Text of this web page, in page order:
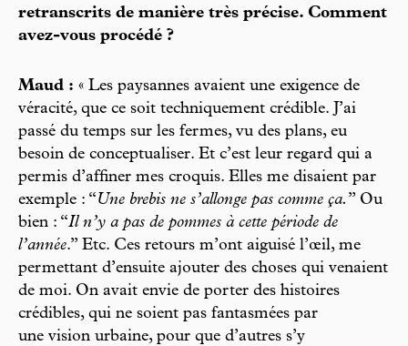
retranscrits de manière très précise. Comment
avez-vous procédé ?
Maud : « Les paysannes avaient une exigence de
véracité, que ce soit techniquement crédible. J’ai
passé du temps sur les fermes, vu des plans, eu
besoin de conceptualiser. Et c’est leur regard qui a
permis d’affiner mes croquis. Elles me disaient par
exemple : “Une brebis ne s’allonge pas comme ça. ” Ou
bien : “Il n’y a pas de pommes à cette période de
l’année.” Etc. Ces retours m’ont aiguisé l’œil, me
permettant d’ensuite ajouter des choses qui venaient
de moi. On avait envie de porter des histoires
crédibles, qui ne soient pas fantasmées par
une vision urbaine, pour que d’autres s’y